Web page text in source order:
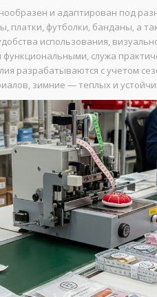
и адаптирован под
платки, футболки, банданы, а
использования,
функциональными, служа
разрабатываются с учетом
зимние — теплых и